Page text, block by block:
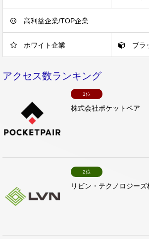
高利益企業/TOP企業
ホワイト企業 ブラ
アクセス数ランキング
1位
株式会社ポケットペア
2位
リビン・テクノロジーズ